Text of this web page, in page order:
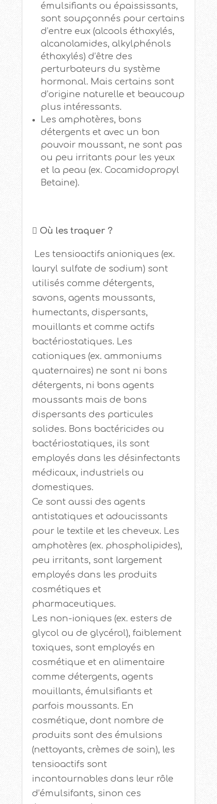
émulsifiants ou épaississants,
sont soupçonnés pour certains
d’entre eux (alcools éthoxylés,
alcanolamides, alkylphénols
éthoxylés) d’être des
perturbateurs du système
hormonal. Mais certains sont
d’origine naturelle et beaucoup
plus intéressants.
Les amphotères, bons
détergents et avec un bon
pouvoir moussant, ne sont pas
ou peu irritants pour les yeux
et la peau (ex. Cocamidopropyl
Betaine).
 Où les traquer ?
Les tensioactifs anioniques (ex.
lauryl sulfate de sodium) sont
utilisés comme détergents,
savons, agents moussants,
humectants, dispersants,
mouillants et comme actifs
bactériostatiques. Les
cationiques (ex. ammoniums
quaternaires) ne sont ni bons
détergents, ni bons agents
moussants mais de bons
dispersants des particules
solides. Bons bactéricides ou
bactériostatiques, ils sont
employés dans les désinfectants
médicaux, industriels ou
domestiques.
Ce sont aussi des agents
antistatiques et adoucissants
pour le textile et les cheveux. Les
amphotères (ex. phospholipides),
peu irritants, sont largement
employés dans les produits
cosmétiques et
pharmaceutiques.
Les non-ioniques (ex. esters de
glycol ou de glycérol), faiblement
toxiques, sont employés en
cosmétique et en alimentaire
comme détergents, agents
mouillants, émulsifiants et
parfois moussants. En
cosmétique, dont nombre de
produits sont des émulsions
(nettoyants, crèmes de soin), les
tensioactifs sont
incontournables dans leur rôle
d’émulsifants, sinon ces